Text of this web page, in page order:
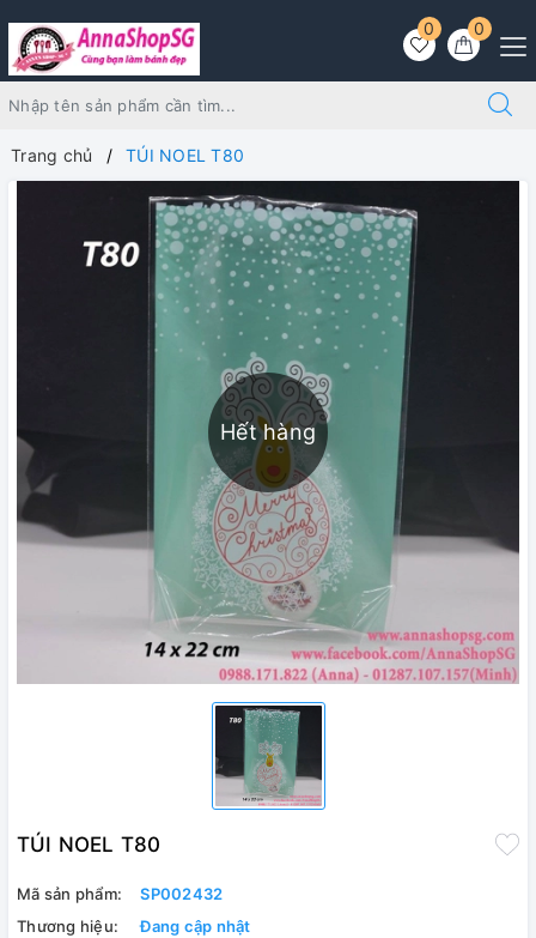
0
0
Trang chủ TÚI NOEL T80
Hết hàng
TÚI NOEL T80
Mã sản phẩm:
SP002432
Thương hiệu:
Đang cập nhật